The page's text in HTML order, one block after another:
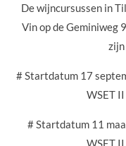
De wijncursussen in
Vin op de Geminiweg
zijn
# Startdatum 17
WSET
# Startdatum 11
WSET